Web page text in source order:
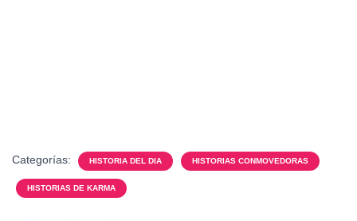
Categorías: HISTORIA DEL DIA HISTORIAS CONMOVEDORAS
HISTORIAS DE KARMA